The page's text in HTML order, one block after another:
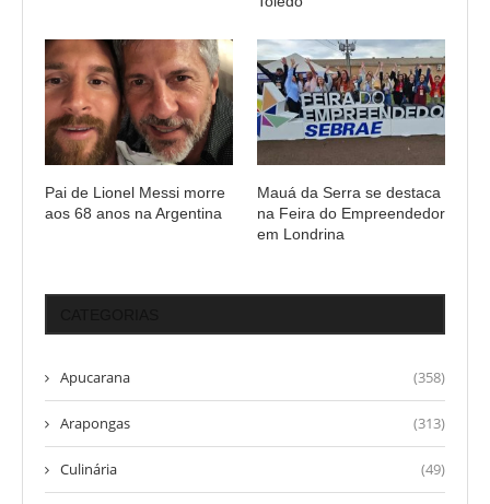
Pai de Lionel Messi morre
aos 68 anos na Argentina
Mauá da Serra se destaca
na Feira do Empreendedor
em Londrina
Apucarana (358)
Arapongas (313)
Culinária (49)